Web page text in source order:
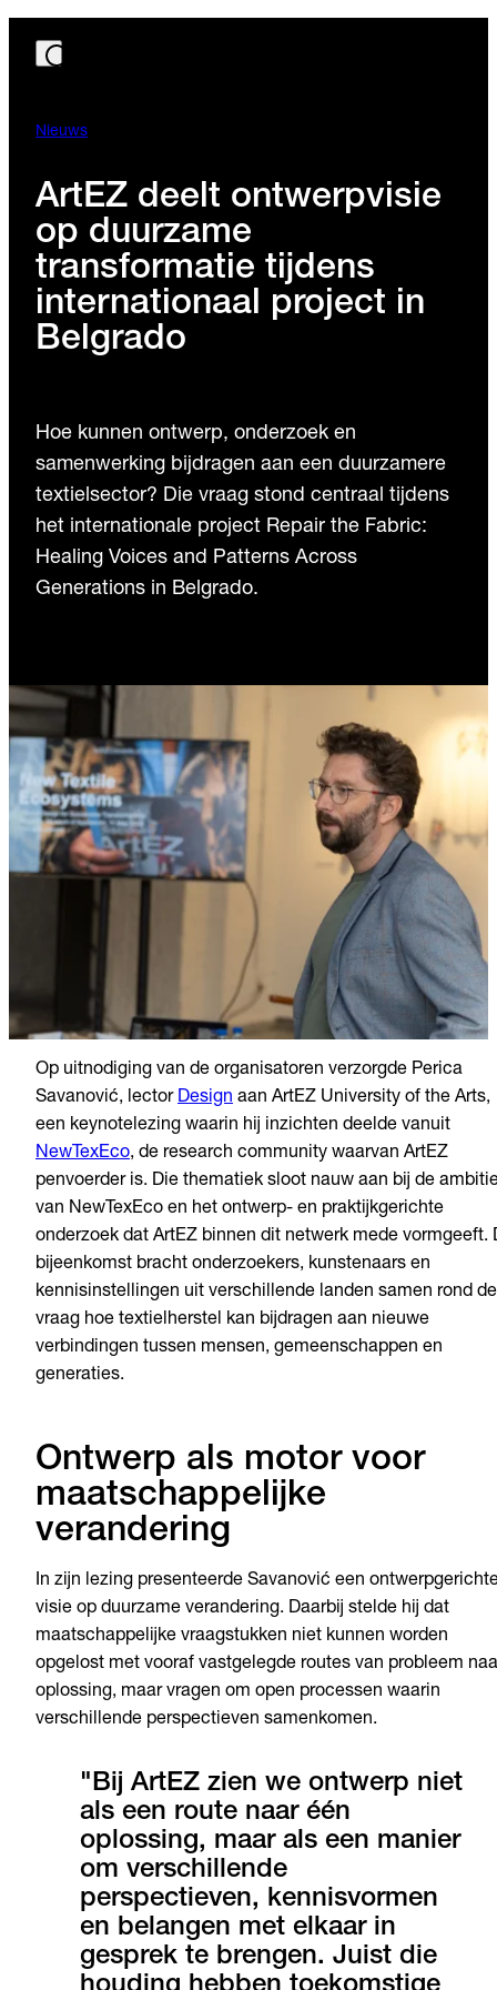
Nieuws
ArtEZ deelt ontwerpvisie
op duurzame
transformatie tijdens
internationaal project in
Belgrado
Hoe kunnen ontwerp, onderzoek en
samenwerking bijdragen aan een duurzamere
textielsector? Die vraag stond centraal tijdens
het internationale project Repair the Fabric:
Healing Voices and Patterns Across
Generations in Belgrado.
Op uitnodiging van de organisatoren verzorgde Perica
Savanović, lectorDesign aan ArtEZ University of the Arts,
een keynotelezing waarin hij inzichten deelde vanuit
NewTexEco, de research community waarvan ArtEZ
penvoerder is. Die thematiek sloot nauw aan bij de
van NewTexEco en het ontwerp- en praktijkgerichte
onderzoek dat ArtEZ binnen dit netwerk mede vormgeeft.
bijeenkomst bracht onderzoekers, kunstenaars en
kennisinstellingen uit verschillende landen samen rond de
vraag hoe textielherstel kan bijdragen aan nieuwe
verbindingen tussen mensen, gemeenschappen en
generaties.
Ontwerp als motor voor
maatschappelijke
verandering
In zijn lezing presenteerde Savanović een
visie op duurzame verandering. Daarbij stelde hij dat
maatschappelijke vraagstukken niet kunnen worden
opgelost met vooraf vastgelegde routes van probleem
oplossing, maar vragen om open processen waarin
verschillende perspectieven samenkomen.
"Bij ArtEZ zien we ontwerp niet
als een route naar één
oplossing, maar als een manier
om verschillende
perspectieven, kennisvormen
en belangen met elkaar in
gesprek te brengen. Juist die